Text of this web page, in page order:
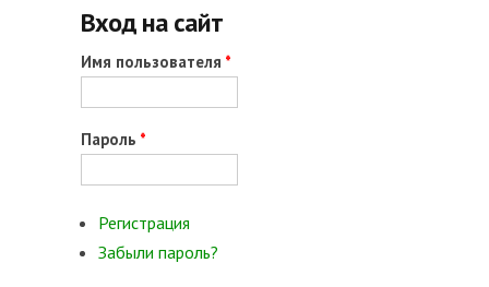
Вход на сайт
Имя пользователя *
Пароль *
Регистрация
Забыли пароль?